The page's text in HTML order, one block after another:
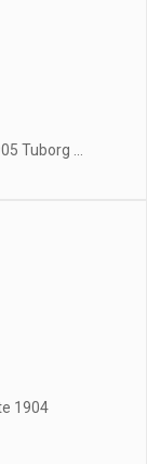
Tuborg ...
1904